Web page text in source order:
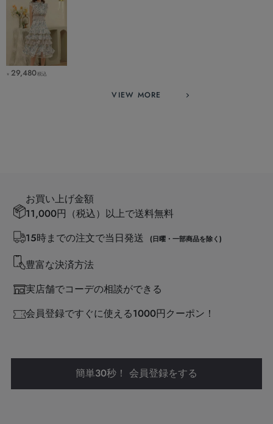
￥ 29,480税込
VIEW MORE
お買い上げ金額
11,000円（税込）以上で送料無料
15時までの注文で当日発送
(日曜・一部商品を除く)
豊富な決済方法
実店舗でコーデの相談ができる
会員登録ですぐに使える1000円クーポン！
簡単30秒！ 会員登録をする